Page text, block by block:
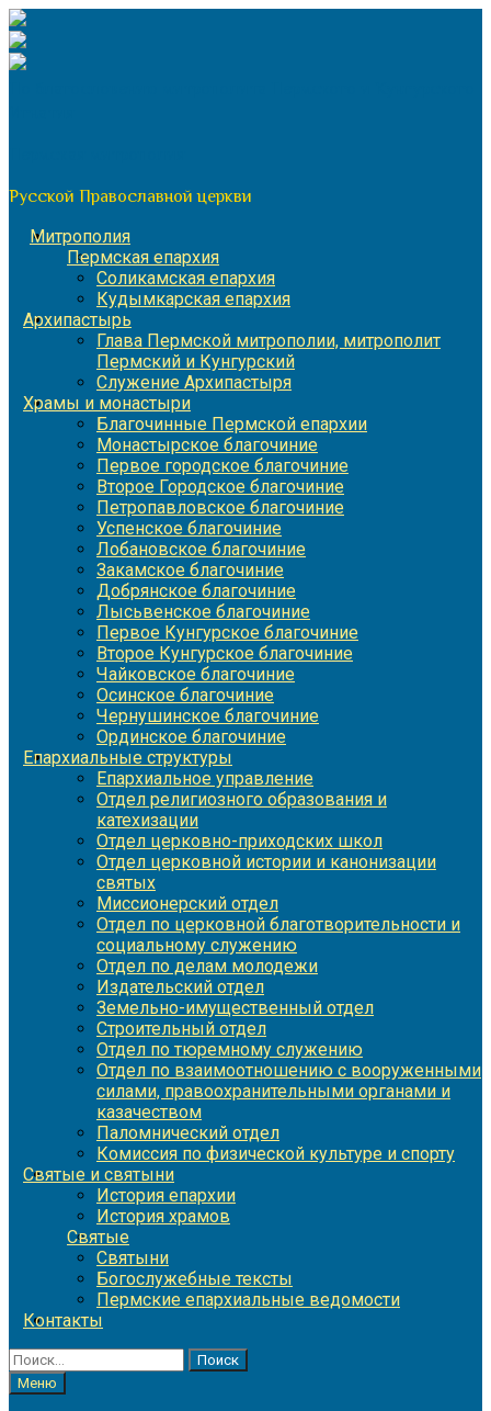
Перейти
к
содержимому
Русской Православной церкви
Митрополия
Пермская епархия
Соликамская епархия
Кудымкарская епархия
Архипастырь
Глава Пермской митрополии, митрополит
Пермский и Кунгурский
Служение Архипастыря
Храмы и монастыри
Благочинные Пермской епархии
Монастырское благочиние
Первое городское благочиние
Второе Городское благочиние
Петропавловское благочиние
Успенское благочиние
Лобановское благочиние
Закамское благочиние
Добрянское благочиние
Лысьвенское благочиние
Первое Кунгурское благочиние
Второе Кунгурское благочиние
Чайковское благочиние
Осинское благочиние
Чернушинское благочиние
Ординское благочиние
Епархиальные структуры
Епархиальное управление
Отдел религиозного образования и
катехизации
Отдел церковно-приходских школ
Отдел церковной истории и канонизации
святых
Миссионерский отдел
Отдел по церковной благотворительности и
социальному служению
Отдел по делам молодежи
Издательский отдел
Земельно-имущественный отдел
Строительный отдел
Отдел по тюремному служению
Отдел по взаимоотношению с вооруженными
силами, правоохранительными органами и
казачеством
Паломнический отдел
Комиссия по физической культуре и спорту
Святые и святыни
История епархии
История храмов
Святые
Святыни
Богослужебные тексты
Пермские епархиальные ведомости
Контакты
Найти:
Меню